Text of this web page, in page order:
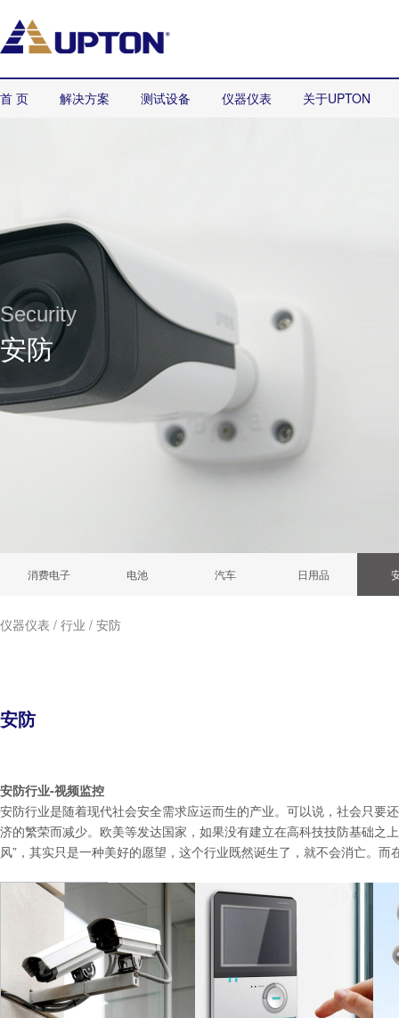
首 页 解决方案 测试设备 仪器仪表 关于UPTON
Security
安防
消费电子 电池 汽车 日用品
仪器仪表 / 行业 / 安防
安防
安防行业-视频监控
安防行业是随着现代社会安全需求应运而生的产业。可以说，社会只要
济的繁荣而减少。欧美等发达国家，如果没有建立在高科技技防基础之
风”，其实只是一种美好的愿望，这个行业既然诞生了，就不会消亡。